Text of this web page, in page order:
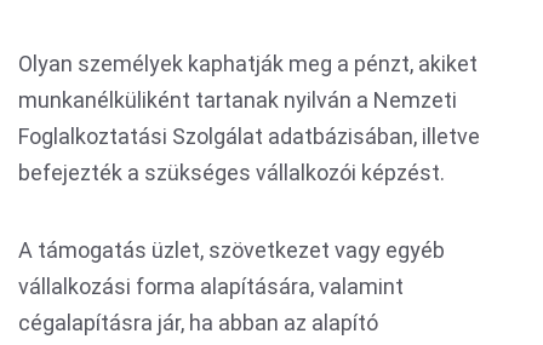
Olyan személyek kaphatják meg a pénzt, akiket
munkanélküliként tartanak nyilván a Nemzeti
Foglalkoztatási Szolgálat adatbázisában, illetve
befejezték a szükséges vállalkozói képzést.
A támogatás üzlet, szövetkezet vagy egyéb
vállalkozási forma alapítására, valamint
cégalapításra jár, ha abban az alapító